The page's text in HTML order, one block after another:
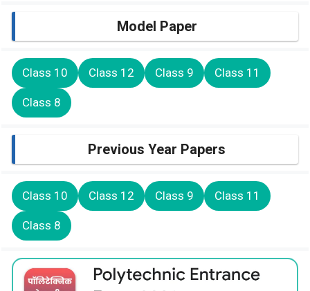
Model Paper
Class 10 Class 12 Class 9 Class 11
Class 8
Previous Year Papers
Class 10 Class 12 Class 9 Class 11
Class 8